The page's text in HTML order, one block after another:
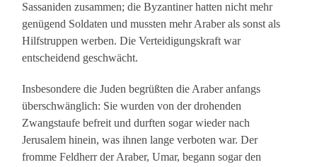
Sassaniden zusammen; die Byzantiner hatten nicht mehr
genügend Soldaten und mussten mehr Araber als sonst als
Hilfstruppen werben. Die Verteidigungskraft war
entscheidend geschwächt.
Insbesondere die Juden begrüßten die Araber anfangs
überschwänglich: Sie wurden von der drohenden
Zwangstaufe befreit und durften sogar wieder nach
Jerusalem hinein, was ihnen lange verboten war. Der
fromme Feldherr der Araber, Umar, begann sogar den